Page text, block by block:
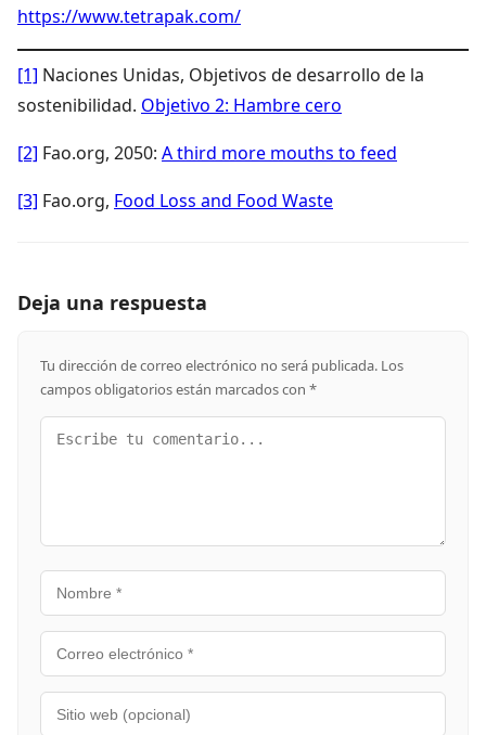
https://www.tetrapak.com/
[1] Naciones Unidas, Objetivos de desarrollo de la
sostenibilidad. Objetivo 2: Hambre cero
[2] Fao.org, 2050: A third more mouths to feed
[3] Fao.org, Food Loss and Food Waste
Deja una respuesta
Tu dirección de correo electrónico no será publicada. Los
campos obligatorios están marcados con *